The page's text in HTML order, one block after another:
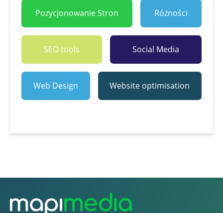
Pozycjonowanie Stron Różności
SEO tools Social Media
Web Design Website optimisation